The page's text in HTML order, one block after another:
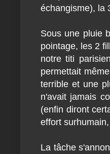
échangisme), la
Sous une pluie
pointage, les 2
notre titi
permettait
terrible et une
n'avait jamais
(enfin diront
effort
La tâche